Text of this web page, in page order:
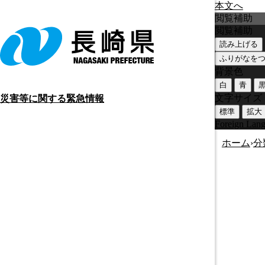
本文へ
災害等に関する緊急情報
閲覧補助
閲覧補助
読み上げる
ふりがなを
背景色
白 青
文字サイズ
標準 拡大
Foreign
ホーム›分